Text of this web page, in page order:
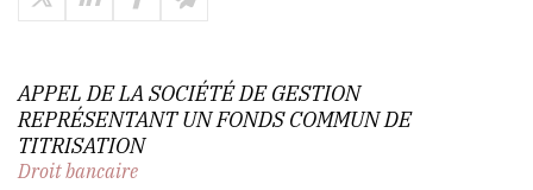
APPEL DE LA SOCIÉTÉ DE GESTION
REPRÉSENTANT UN FONDS COMMUN DE
TITRISATION
Droit bancaire